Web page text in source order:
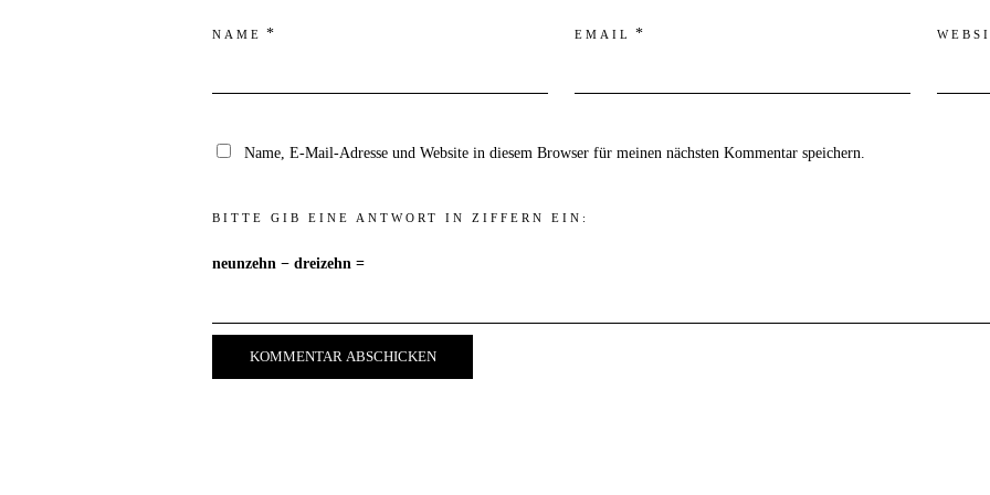
NAME * EMAIL *
Name, E-Mail-Adresse und Website in diesem Browser für meinen nächsten Kommentar speichern.
BITTE GIB EINE ANTWORT IN ZIFFERN EIN:
neunzehn − dreizehn =